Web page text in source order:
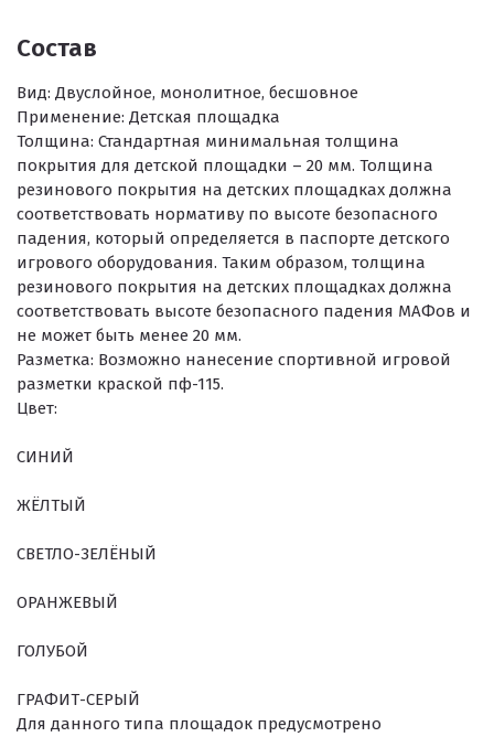
Состав
Вид: Двуслойное, монолитное, бесшовное
Применение: Детская площадка
Толщина: Стандартная минимальная толщина
покрытия для детской площадки – 20 мм. Толщина
резинового покрытия на детских площадках должна
соответствовать нормативу по высоте безопасного
падения, который определяется в паспорте детского
игрового оборудования. Таким образом, толщина
резинового покрытия на детских площадках должна
соответствовать высоте безопасного падения МАФов и
не может быть менее 20 мм.
Разметка: Возможно нанесение спортивной игровой
разметки краской пф-115.
Цвет:
СИНИЙ
ЖЁЛТЫЙ
СВЕТЛО-ЗЕЛЁНЫЙ
ОРАНЖЕВЫЙ
ГОЛУБОЙ
ГРАФИТ-СЕРЫЙ
Для данного типа площадок предусмотрено